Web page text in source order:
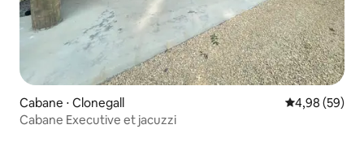
Cabane ⋅ Clonegall Évaluation
4,98 (59)
Cabane Executive et jacuzzi